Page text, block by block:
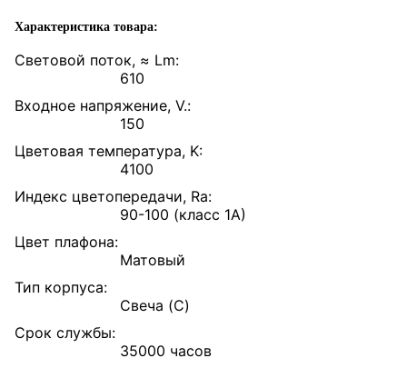
Характеристика товара:
Световой поток, ≈ Lm:
610
Входное напряжение, V.:
150
Цветовая температура, K:
4100
Индекс цветопередачи, Ra:
90-100 (класс 1А)
Цвет плафона:
Матовый
Тип корпуса:
Свеча (C)
Срок службы:
35000 часов